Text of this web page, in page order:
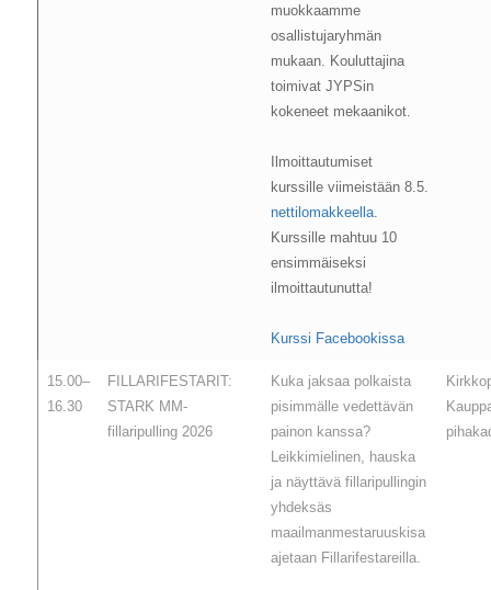
muokkaamme
osallistujaryhmän
mukaan. Kouluttajina
toimivat JYPSin
kokeneet mekaanikot.
Ilmoittautumiset
kurssille viimeistään 8.5.
nettilomakkeella.
Kurssille mahtuu 10
ensimmäiseksi
ilmoittautunutta!
Kurssi Facebookissa
15.00–
16.30
FILLARIFESTARIT:
STARK MM-
fillaripulling 2026
Kuka jaksaa polkaista
pisimmälle vedettävän
painon kanssa?
Leikkimielinen, hauska
ja näyttävä fillaripullingin
yhdeksäs
maailmanmestaruuskisa
ajetaan Fillarifestareilla.